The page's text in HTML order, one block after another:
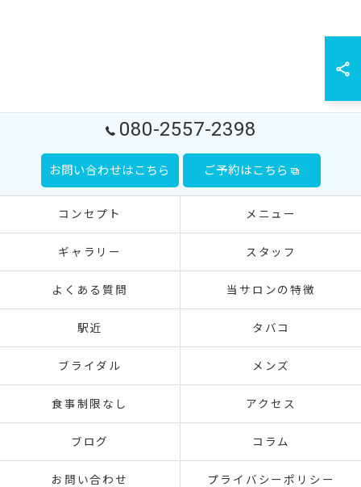
080-2557-2398
お問い合わせはこちら ご予約はこちら
コンセプト メニュー
ギャラリー スタッフ
よくある質問 当サロンの特徴
駅近 タバコ
ブライダル メンズ
食事制限なし アクセス
ブログ コラム
お問い合わせ プライバシーポリシー